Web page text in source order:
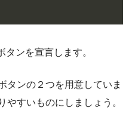
タンを宣言します。
タンの２つを用意していま
やすいものにしましょう。